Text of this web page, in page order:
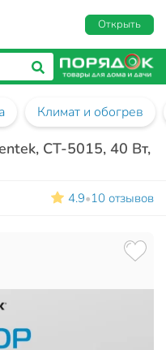
Открыть
Климат и обогрев
CT-5015, 40 Вт,
4.9•10 отзывов